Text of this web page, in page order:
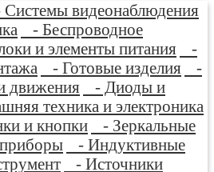
видеонаблюдения
- Беспроводное
и элементы питания
-
- Готовые изделия
-
движения
- Диоды и
техника и электроника
и кнопки
- Зеркальные
- Индуктивные
- Источники